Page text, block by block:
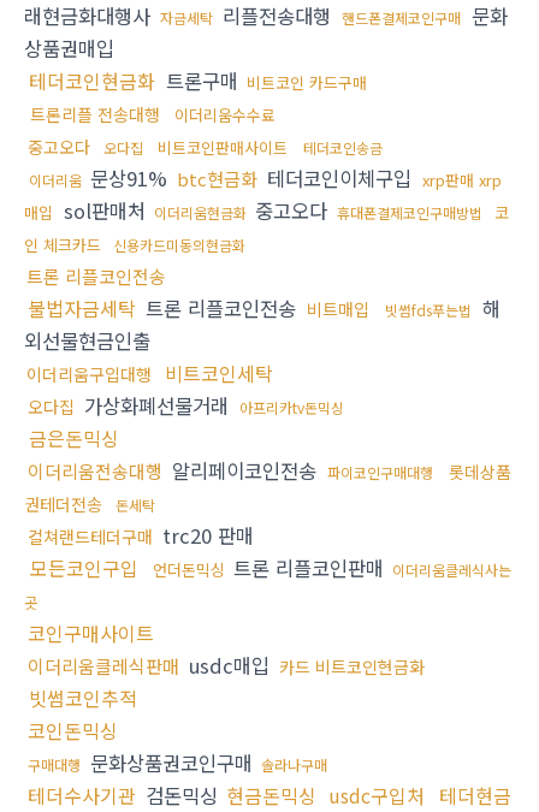
래현금화대행사 자금세탁 리플전송대행 핸드폰결제코인구매 문화
상품권매입
테더코인현금화 트론구매 비트코인 카드구매
트론리플 전송대행 이더리움수수료
중고오다 오다집 비트코인판매사이트
테더코인송금
이더리움 문상91% btc현금화 테더코인이체구입 xrp판매 xrp
매입 sol판매처 이더리움현금화 중고오다 휴대폰결제코인구매방법
코
인 체크카드
신용카드미동의현금화
트론 리플코인전송
불법자금세탁 트론 리플코인전송 비트매입 빗썸fds푸는법
해
외선물현금인출
이더리움구입대행 비트코인세탁
오다집 가상화폐선물거래 아프리카tv돈믹싱
금은돈믹싱
이더리움전송대행 알리페이코인전송 파이코인구매대행
롯데상품
권테더전송
돈세탁
컬쳐랜드테더구매 trc20 판매
모든코인구입
언더돈믹싱 트론 리플코인판매 이더리움클레식사는
곳
코인구매사이트
이더리움클레식판매 usdc매입 카드 비트코인현금화
빗썸코인추적
코인돈믹싱
구매대행 문화상품권코인구매 솔라나구매
테더수사기관 검돈믹싱 현금돈믹싱 usdc구입처
테더현금